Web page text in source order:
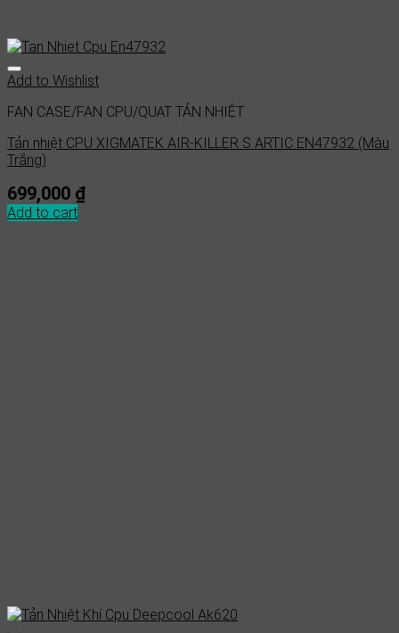
Add to Wishlist
FAN CASE/FAN CPU/QUẠT TẢN NHIỆT
Tản nhiệt CPU XIGMATEK AIR-KILLER S ARTIC EN47932 (Màu
Trắng)
699,000 ₫
Add to cart